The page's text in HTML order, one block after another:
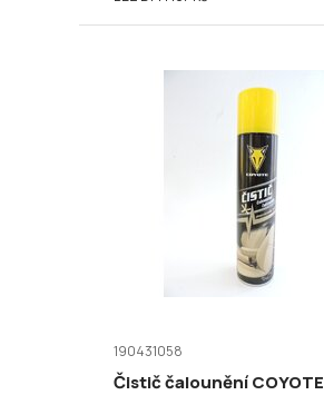
190431058
Čistič čalounění COYOTE